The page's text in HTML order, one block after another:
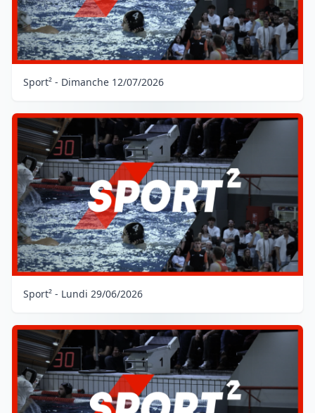
Sport² - Dimanche 12/07/2026
Sport² - Lundi 29/06/2026